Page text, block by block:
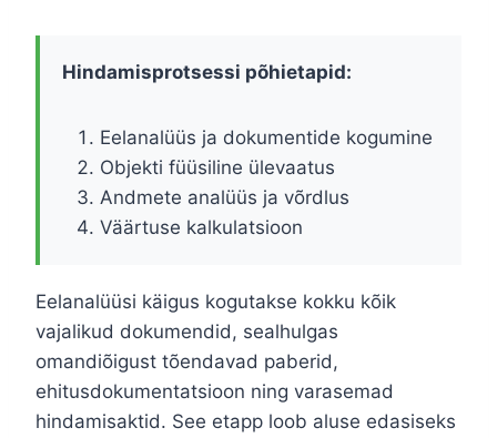
Hindamisprotsessi põhietapid:
Eelanalüüs ja dokumentide kogumine
Objekti füüsiline ülevaatus
Andmete analüüs ja võrdlus
Väärtuse kalkulatsioon
Eelanalüüsi käigus kogutakse kokku kõik
vajalikud dokumendid, sealhulgas
omandiõigust tõendavad paberid,
ehitusdokumentatsioon ning varasemad
hindamisaktid. See etapp loob aluse edasiseks